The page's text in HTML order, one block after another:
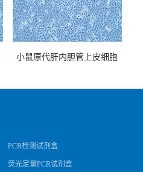
小鼠原代肝内胆管上皮细胞
PCR检测试剂盒
荧光定量PCR试剂盒